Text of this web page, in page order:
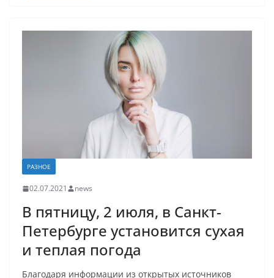
РАЗНОЕ
02.07.2021 news
В пятницу, 2 июля, в Санкт-
Петербурге установится сухая
и теплая погода
Благодаря информации из открытых источников